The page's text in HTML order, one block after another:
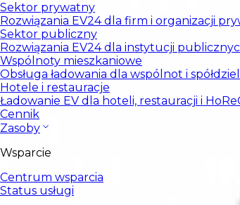
Sektor prywatny
Rozwiązania EV24 dla firm i organizacji
Sektor publiczny
Rozwiązania EV24 dla instytucji
Wspólnoty mieszkaniowe
Obsługa ładowania dla wspólnot i
Hotele i restauracje
Ładowanie EV dla hoteli, restauracji i
Cennik
Zasoby
Wsparcie
Centrum wsparcia
Status usługi